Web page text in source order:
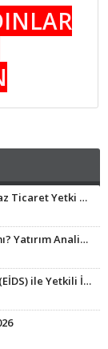
Ünsal Gayrimenkul olarak Taşınmaz Ticaret Yetki Belgesi sahibi işletmeyiz.
Didim’de 2026 Yılında Arsa Alınır mı? Yatırım Analizi ve Fırsat Bölgeleri
Elektronik İlan Doğrulama Sistemi (EİDS) ile Yetkili İlan Zorunluluğu Başladı.